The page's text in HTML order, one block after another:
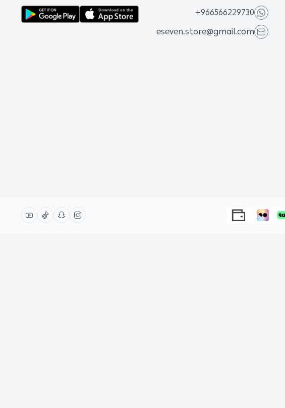
+966566229730
eseven.store@gmail.com